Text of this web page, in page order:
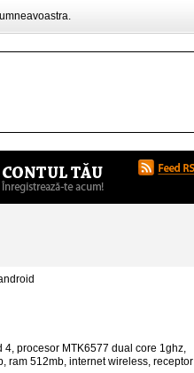
procesor MTK6577 dual core 1ghz,
ram 512mb, internet wireless, receptor